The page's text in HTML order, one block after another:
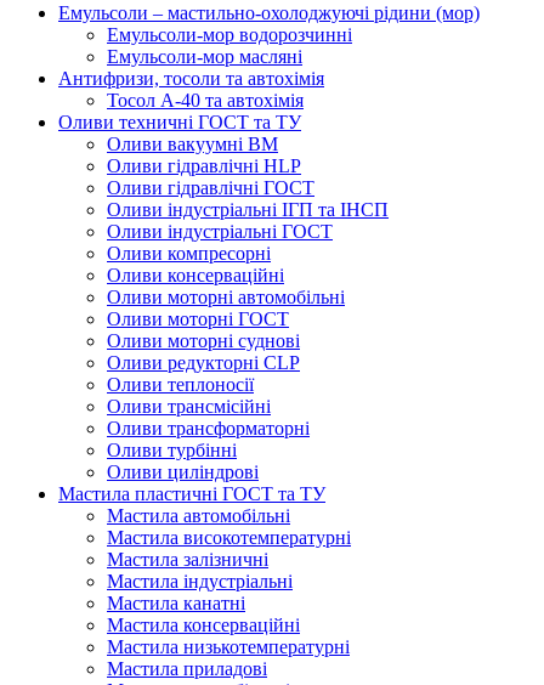
Емульсоли – мастильно-охолоджуючі рідини (мор)
Емульсоли-мор водорозчинні
Емульсоли-мор масляні
Антифризи, тосоли та автохімія
Тосол А-40 та автохімія
Оливи техничні ГОСТ та ТУ
Оливи вакуумні ВМ
Оливи гідравлічні HLP
Оливи гідравлічні ГОСТ
Оливи індустріальні ІГП та ІНСП
Оливи індустріальні ГОСТ
Оливи компресорні
Оливи консерваційні
Оливи моторні автомобільні
Оливи моторні ГОСТ
Оливи моторні суднові
Оливи редукторні CLP
Оливи теплоносії
Оливи трансмісійні
Оливи трансформаторні
Оливи турбінні
Оливи циліндрові
Мастила пластичні ГОСТ та ТУ
Мастила автомобільні
Мастила високотемпературні
Мастила залізничні
Мастила індустріальні
Мастила канатні
Мастила консерваційні
Мастила низькотемпературні
Мастила приладові